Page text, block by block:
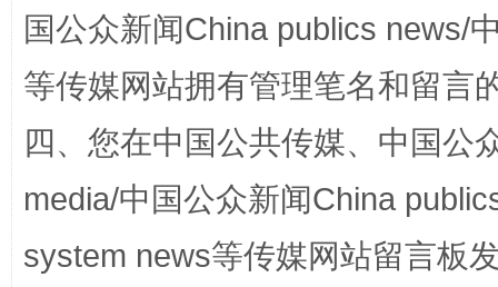
完善运行机制助力责任有效落实 一纸欠
国公众新闻China publics news/
等传媒网站拥有管理笔名和留言
四、您在中国公共传媒、中国公
media/中国公众新闻China
system news等传媒网站留言板